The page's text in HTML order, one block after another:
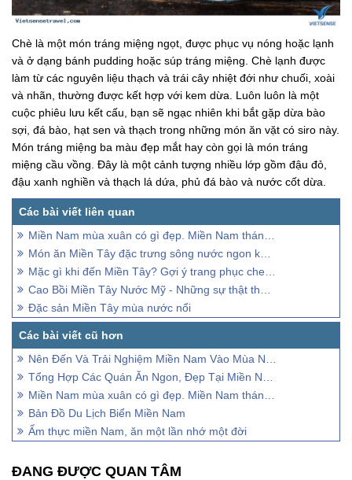
Chè là một món tráng miệng ngọt, được phục vụ nóng hoặc lạnh
và ở dạng bánh pudding hoặc súp tráng miệng. Chè lạnh được
làm từ các nguyên liệu thạch và trái cây nhiệt đới như chuối, xoài
và nhãn, thường được kết hợp với kem dừa. Luôn luôn là một
cuộc phiêu lưu kết cấu, bạn sẽ ngạc nhiên khi bắt gặp dừa bào
sợi, đá bào, hạt sen và thạch trong những món ăn vặt có siro này.
Món tráng miệng ba màu đẹp mắt hay còn gọi là món tráng
miệng cầu vồng. Đây là một cảnh tượng nhiều lớp gồm đậu đỏ,
đậu xanh nghiền và thạch lá dứa, phủ đá bào và nước cốt dừa.
Miền Nam mùa xuân có gì đẹp. Miền Nam tháng 2, 3, 4 có gì đẹp
Món ăn Miền Tây đặc trưng sông nước ngon khó cưỡng
Mặc gì khi đến Miền Tây? Gợi ý trang phục checkin cực chất
Cao Bồi Miền Tây Nước Mỹ - Những sự thật thú vị chưa kể
Đặc sản Miền Tây mùa nước nổi
Nên Đến Và Trải Nghiệm Miền Nam Vào Mùa Nào
Tổng Hợp Các Quán Ăn Ngon, Đẹp Tại Miền Nam
Miền Nam mùa xuân có gì đẹp. Miền Nam tháng 2, 3, 4 có gì đẹp
Bản Đồ Du Lịch Biển Miền Nam
Ẩm thực miền Nam, ăn một lần nhớ một đời
ĐANG ĐƯỢC QUAN TÂM